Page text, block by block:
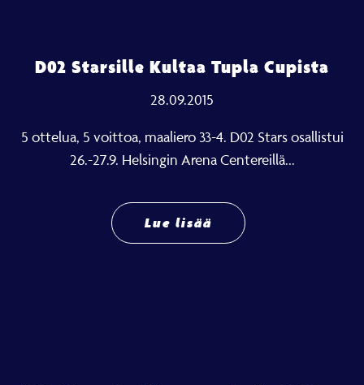
D02 Starsille Kultaa Tupla Cupista
28.09.2015
5 ottelua, 5 voittoa, maaliero 33-4. D02 Stars osallistui
26.-27.9. Helsingin Arena Centereillä...
Lue lisää